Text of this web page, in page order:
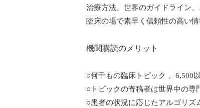
治療方法、世界のガイドライン
臨床の場で素早く信頼性の高い
機関購読のメリット
○何千もの臨床トピック 、6,500
○トピックの寄稿者は世界中の専
○患者の状況に応じたアルゴリズ